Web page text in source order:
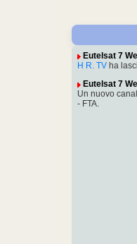
Eutelsat 7
H R. TV ha
Eutelsat 7
Un nuovo
- FTA.